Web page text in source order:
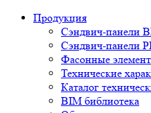
Продукция
Сэндвич-панели
Сэндвич-панели
Фасонные
Технические
Каталог
BIM библиотека